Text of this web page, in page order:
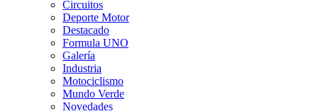
Circuitos
Deporte Motor
Destacado
Formula UNO
Galería
Industria
Motociclismo
Mundo Verde
Novedades